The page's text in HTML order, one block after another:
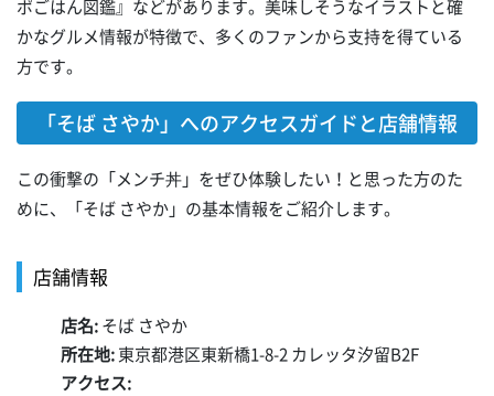
ポごはん図鑑』などがあります。美味しそうなイラストと確
かなグルメ情報が特徴で、多くのファンから支持を得ている
方です。
「そば さやか」へのアクセスガイドと店舗情報
この衝撃の「メンチ丼」をぜひ体験したい！と思った方のた
めに、「そば さやか」の基本情報をご紹介します。
店舗情報
店名:そば さやか
所在地:東京都港区東新橋1-8-2 カレッタ汐留B2F
アクセス: